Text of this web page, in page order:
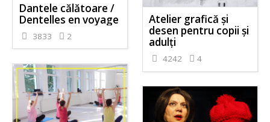
Dantele călătoare /
Dentelles en voyage
3833 2
Atelier grafică și
desen pentru copii și
adulți
4242 4